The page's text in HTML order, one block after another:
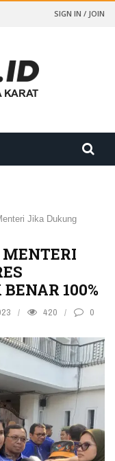
SIGN IN / JOIN
Jika Dukung
MENTERI
100%
420 0